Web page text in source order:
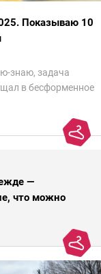
Показываю 10
знаю, задача
в бесформенное
—
что можно